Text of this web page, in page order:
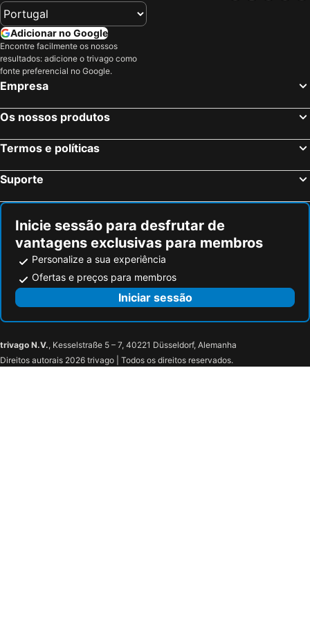
Adicionar no Google
Encontre facilmente os nossos
resultados: adicione o trivago como
fonte preferencial no Google.
Empresa
Os nossos produtos
Termos e políticas
Suporte
Inicie sessão para desfrutar de
vantagens exclusivas para membros
Personalize a sua experiência
Ofertas e preços para membros
Iniciar sessão
trivago N.V., Kesselstraße 5 – 7, 40221 Düsseldorf, Alemanha
Direitos autorais 2026 trivago | Todos os direitos reservados.